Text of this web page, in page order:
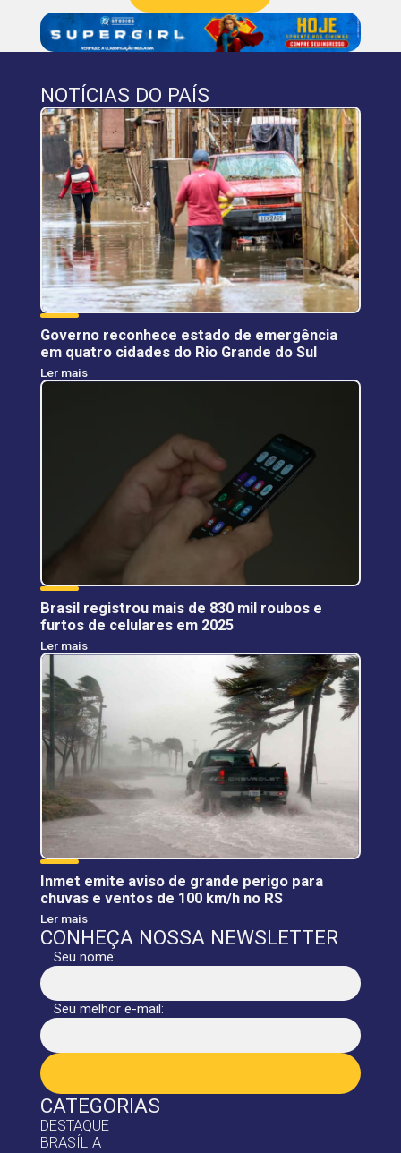
CATEGORIAS
DESTAQUE
BRASÍLIA
NOTÍCIAS DO PAÍS
Governo reconhece estado de emergência
em quatro cidades do Rio Grande do Sul
Ler mais
Brasil registrou mais de 830 mil roubos e
furtos de celulares em 2025
Ler mais
Inmet emite aviso de grande perigo para
chuvas e ventos de 100 km/h no RS
Ler mais
CONHEÇA NOSSA NEWSLETTER
Seu nome:
Seu melhor e-mail: